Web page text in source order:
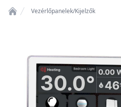
Vezérlőpanelek/Kijelzők